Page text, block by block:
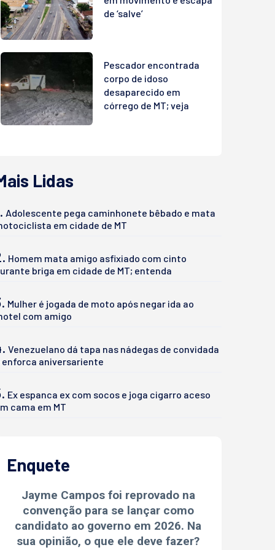
de ‘salve’
Pescador encontrada
corpo de idoso
desaparecido em
córrego de MT; veja
Lidas
Adolescente pega caminhonete bêbado e mata
em cidade de MT
Homem mata amigo asfixiado com cinto
briga em cidade de MT; entenda
Mulher é jogada de moto após negar ida ao
com amigo
Venezuelano dá tapa nas nádegas de convidada
enforca aniversariente
Ex espanca ex com socos e joga cigarro aceso
cama em MT
Enquete
Jayme Campos foi reprovado na
convenção para se lançar como
candidato ao governo em 2026. Na
sua opinião, o que ele deve fazer?